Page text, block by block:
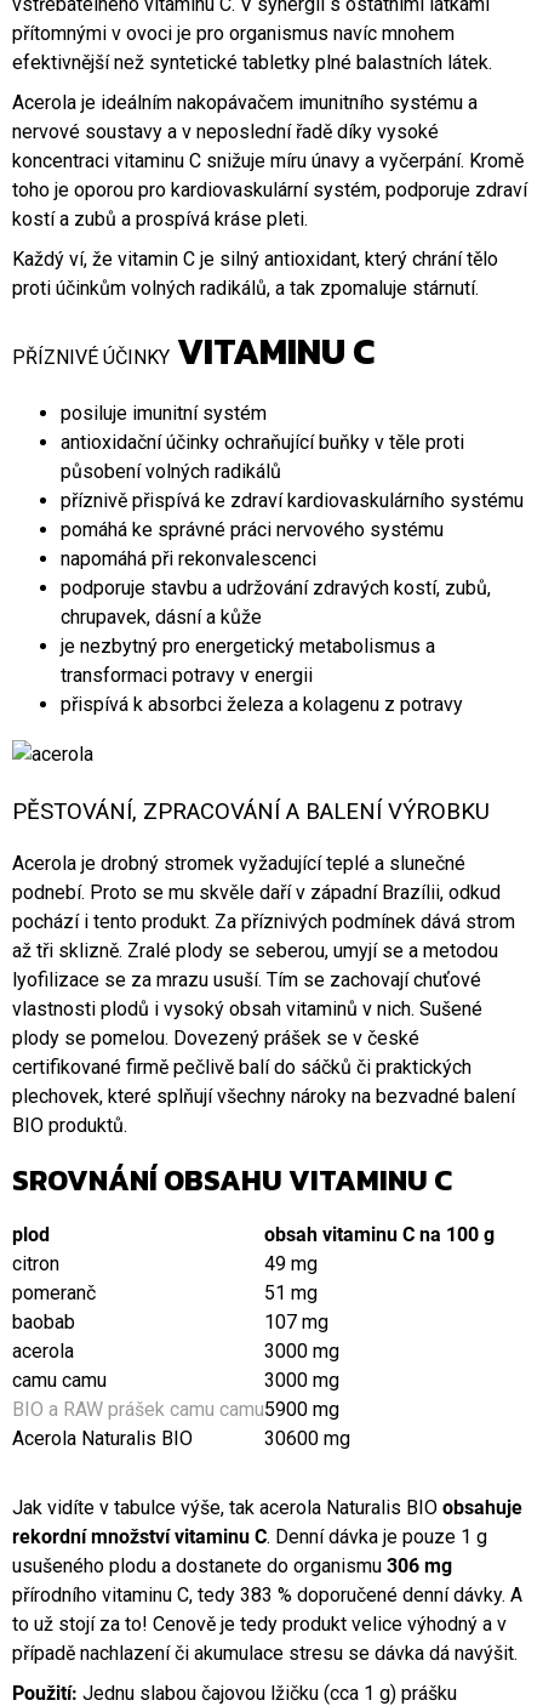
přítomnými v ovoci je pro organismus navíc mnohem
efektivnější než syntetické tabletky plné balastních látek.
Acerola je ideálním nakopávačem imunitního systému a
nervové soustavy a v neposlední řadě díky vysoké
koncentraci vitaminu C snižuje míru únavy a vyčerpání. Kromě
toho je oporou pro kardiovaskulární systém, podporuje zdraví
kostí a zubů a prospívá kráse pleti.
Každý ví, že vitamin C je silný antioxidant, který chrání tělo
proti účinkům volných radikálů, a tak zpomaluje stárnutí.
PŘÍZNIVÉ ÚČINKY VITAMINU C
posiluje imunitní systém
antioxidační účinky ochraňující buňky v těle proti
působení volných radikálů
příznivě přispívá ke zdraví kardiovaskulárního systému
pomáhá ke správné práci nervového systému
napomáhá při rekonvalescenci
podporuje stavbu a udržování zdravých kostí, zubů,
chrupavek, dásní a kůže
je nezbytný pro energetický metabolismus a
transformaci potravy v energii
přispívá k absorbci železa a kolagenu z potravy
PĚSTOVÁNÍ, ZPRACOVÁNÍ A BALENÍ VÝROBKU
Acerola je drobný stromek vyžadující teplé a slunečné
podnebí. Proto se mu skvěle daří v západní Brazílii, odkud
pochází i tento produkt. Za příznivých podmínek dává strom
až tři sklizně. Zralé plody se seberou, umyjí se a metodou
lyofilizace se za mrazu usuší. Tím se zachovají chuťové
vlastnosti plodů i vysoký obsah vitaminů v nich. Sušené
plody se pomelou. Dovezený prášek se v české
certifikované firmě pečlivě balí do sáčků či praktických
plechovek, které splňují všechny nároky na bezvadné balení
BIO produktů.
SROVNÁNÍ OBSAHU VITAMINU C
plod
obsah vitaminu C na 100 g
citron
49 mg
pomeranč
51 mg
baobab
107 mg
acerola
3000 mg
camu camu
3000 mg
BIO a RAW prášek camu camu5900 mg
Acerola Naturalis BIO
30600 mg
Jak vidíte v tabulce výše, tak acerola Naturalis BIO obsahuje
rekordní množství vitaminu C. Denní dávka je pouze 1 g
usušeného plodu a dostanete do organismu 306 mg
přírodního vitaminu C, tedy 383 % doporučené denní dávky. A
to už stojí za to! Cenově je tedy produkt velice výhodný a v
případě nachlazení či akumulace stresu se dávka dá navýšit.
Použití: Jednu slabou čajovou lžičku (cca 1 g) prášku